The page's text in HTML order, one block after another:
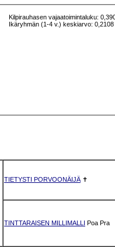
Kilpirauhasen vajaatoimintaluku:
Ikäryhmän (1-4 v.) keskiarvo: 0,2108
TIETYSTI PORVOONÄIJÄ ✝
TINTTARAISEN MILLIMALLI Poa Pra